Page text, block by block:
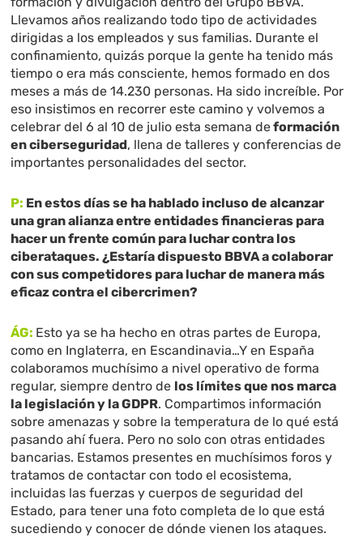
Llevamos años realizando todo tipo de actividades
dirigidas a los empleados y sus familias. Durante el
confinamiento, quizás porque la gente ha tenido más
tiempo o era más consciente, hemos formado en dos
meses a más de 14.230 personas. Ha sido increíble. Por
eso insistimos en recorrer este camino y volvemos a
celebrar del 6 al 10 de julio esta semana deformación
en ciberseguridad, llena de talleres y conferencias de
importantes personalidades del sector.
P: En estos días se ha hablado incluso de alcanzar
una gran alianza entre entidades financieras para
hacer un frente común para luchar contra los
ciberataques. ¿Estaría dispuesto BBVA a colaborar
con sus competidores para luchar de manera más
eficaz contra el cibercrimen?
ÁG: Esto ya se ha hecho en otras partes de Europa,
como en Inglaterra, en Escandinavia…Y en España
colaboramos muchísimo a nivel operativo de forma
regular, siempre dentro de los límites que nos marca
la legislación y la GDPR. Compartimos información
sobre amenazas y sobre la temperatura de lo qué está
pasando ahí fuera. Pero no solo con otras entidades
bancarias. Estamos presentes en muchísimos foros y
tratamos de contactar con todo el ecosistema,
incluidas las fuerzas y cuerpos de seguridad del
Estado, para tener una foto completa de lo que está
sucediendo y conocer de dónde vienen los ataques.